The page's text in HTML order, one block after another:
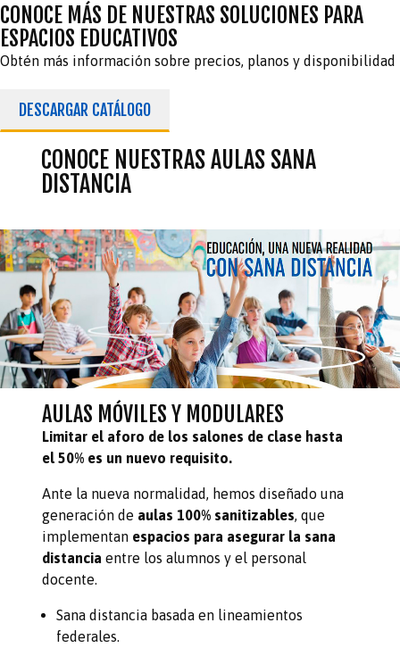
CONOCE MÁS DE NUESTRAS SOLUCIONES PARA
ESPACIOS EDUCATIVOS
Obtén más información sobre precios, planos y disponibilidad
DESCARGAR CATÁLOGO
CONOCE NUESTRAS AULAS SANA
DISTANCIA
AULAS MÓVILES Y MODULARES
Limitar el aforo de los salones de clase hasta
el 50% es un nuevo requisito.
Ante la nueva normalidad, hemos diseñado una
generación de aulas 100% sanitizables, que
implementan espacios para asegurar la sana
distancia entre los alumnos y el personal
docente.
Sana distancia basada en lineamientos
federales.